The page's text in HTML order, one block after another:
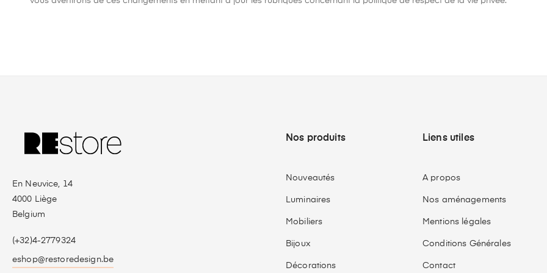
En Neuvice, 14
4000 Liège
Belgium
(+32)4-2779324
eshop@restoredesign.be
Nos produits
Nouveautés
Luminaires
Mobiliers
Bijoux
Décorations
Liens utiles
A propos
Nos aménagements
Mentions légales
Conditions Générales
Contact